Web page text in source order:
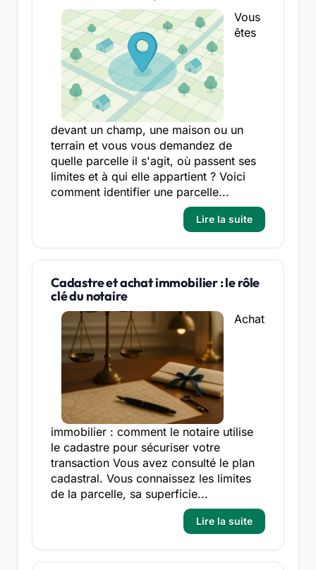
Vous
êtes
devant un champ, une maison ou un
terrain et vous vous demandez de
quelle parcelle il s'agit, où passent ses
limites et à qui elle appartient ? Voici
comment identifier une parcelle...
Lire la suite
Cadastre et achat immobilier : le rôle
clé du notaire
Achat
immobilier : comment le notaire utilise
le cadastre pour sécuriser votre
transaction Vous avez consulté le plan
cadastral. Vous connaissez les limites
de la parcelle, sa superficie...
Lire la suite